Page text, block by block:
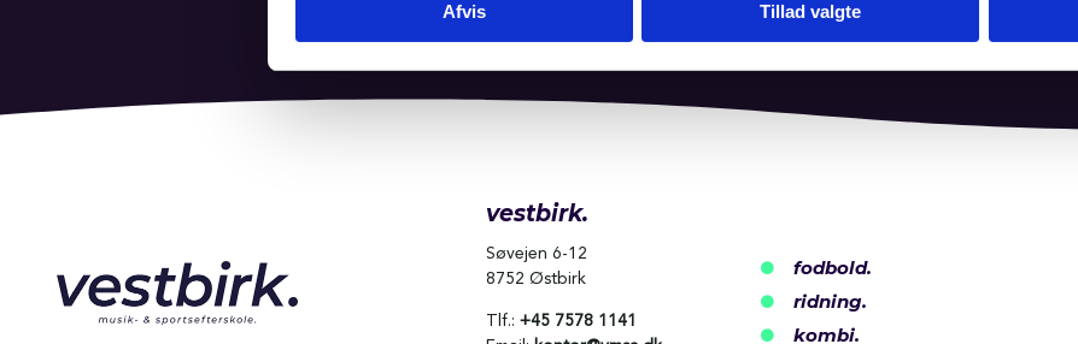
Afvis Tillad valgte
vestbirk.
Søvejen 6-12
8752 Østbirk
Tlf.: +45 7578 1141
 fodbold.
 ridning.
 kombi.